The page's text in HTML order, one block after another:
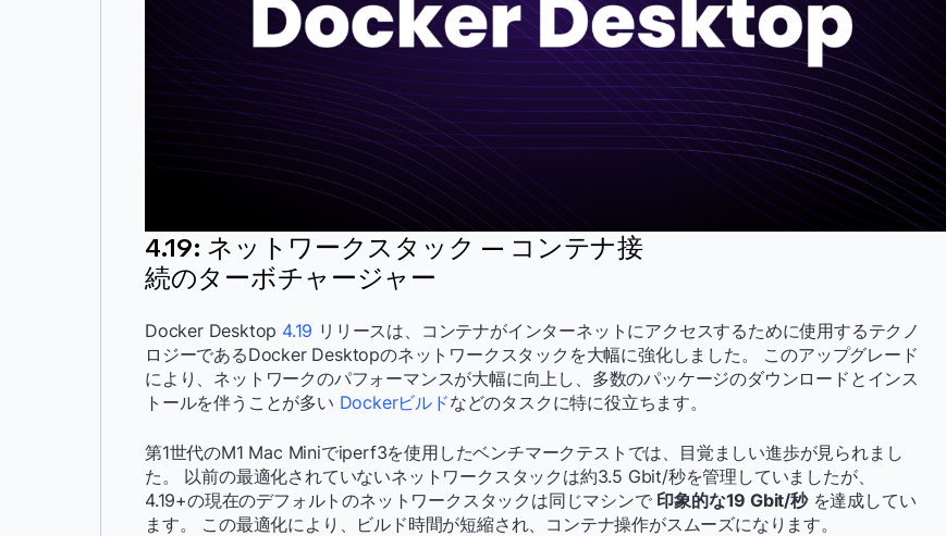
4.19: ネットワークスタック — コンテナ接
続のターボチャージャー
Docker Desktop 4.19 リリースは、コンテナがインターネットにアクセスするために使用するテクノ
ロジーであるDocker Desktopのネットワークスタックを大幅に強化しました。 このアップグレード
により、ネットワークのパフォーマンスが大幅に向上し、多数のパッケージのダウンロードとインス
トールを伴うことが多い Dockerビルドなどのタスクに特に役立ちます。
第1世代のM1 Mac Miniでiperf3を使用したベンチマークテストでは、目覚ましい進歩が見られまし
た。 以前の最適化されていないネットワークスタックは約3.5 Gbit/秒を管理していましたが、
4.19+の現在のデフォルトのネットワークスタックは同じマシンで 印象的な19 Gbit/秒を達成してい
ます。 この最適化により、ビルド時間が短縮され、コンテナ操作がスムーズになります。